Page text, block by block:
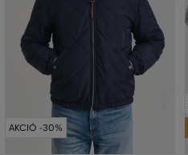
AKCIÓ -30%